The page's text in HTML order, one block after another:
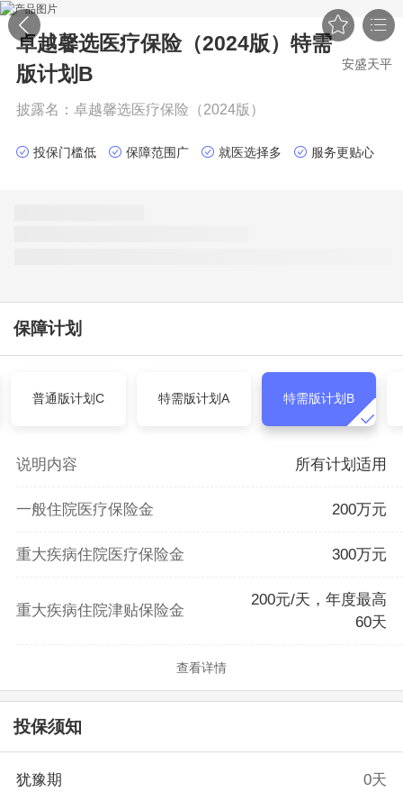
 
卓越馨选医疗保险（2024版） 特需
版计划B
安盛天平
披露名： 卓越馨选医疗保险（2024版）
投保门槛低 保障范围广 就医选择多 服务更贴心
保障计划
普通版计划C 特需版计划A 特需版计划B
说明内容 所有计划适用
一般住院医疗保险金 200万元
重大疾病住院医疗保险金 300万元
重大疾病住院津贴保险金
200元/天，年度最高
60天
查看详情
投保须知
犹豫期
0天